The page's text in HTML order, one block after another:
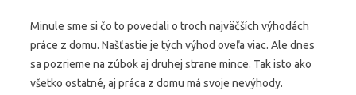
Minule sme si čo to povedali o troch najväčších výhodách
práce z domu. Našťastie je tých výhod oveľa viac. Ale dnes
sa pozrieme na zúbok aj druhej strane mince. Tak isto ako
všetko ostatné, aj práca z domu má svoje nevýhody.